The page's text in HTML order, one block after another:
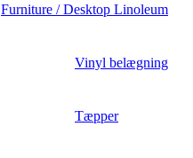
Furniture / Desktop Linoleum
Vinyl belægning
Tæpper